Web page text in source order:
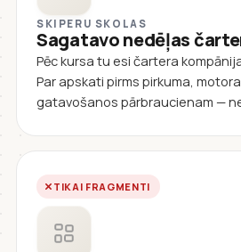
SKIPERU SKOLAS
Sagatavo nedēļas
Pēc kursa tu esi čartera
Par apskati pirms pirkuma,
gatavošanos pārbraucienam —
TIKAI FRAGMENTI